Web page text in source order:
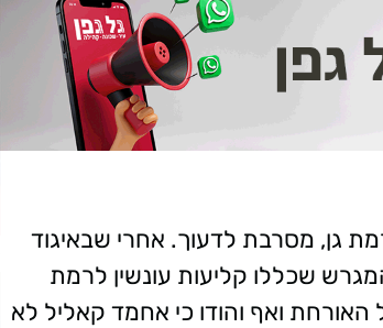
גן, מסרבת לדעוך. אחרי שבאיגוד
שכללו קליעות עונשין לרמת
האורחת ואף והודו כי אחמד קאליל לא